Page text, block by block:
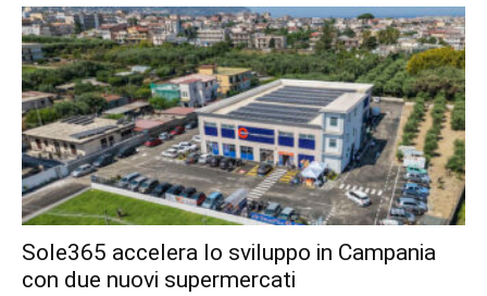
Sole365 accelera lo sviluppo in Campania
con due nuovi supermercati